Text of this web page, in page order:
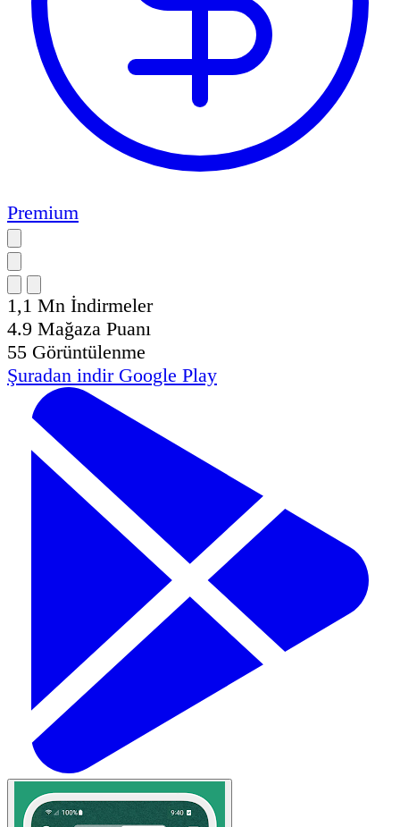
Premium
1,1 Mn İndirmeler
4.9 Mağaza Puanı
55 Görüntülenme
Şuradan indir Google Play